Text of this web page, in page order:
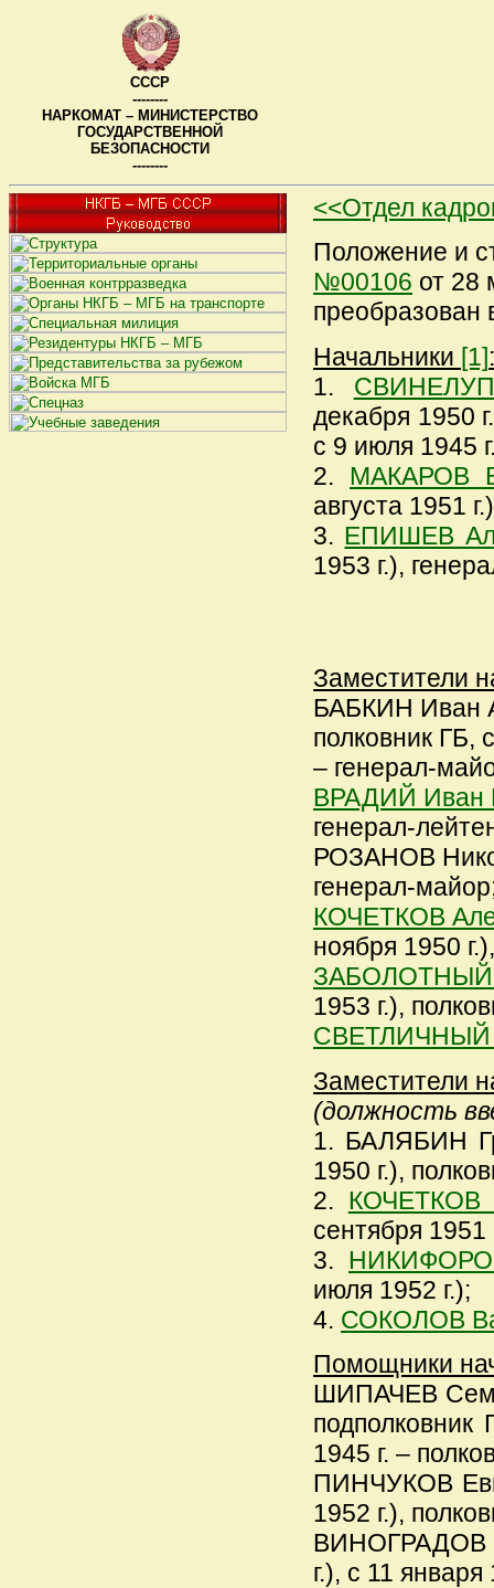
СССР
--------
НАРКОМАТ – МИНИСТЕРСТВО
ГОСУДАРСТВЕННОЙ
БЕЗОПАСНОСТИ
--------
<<Отдел
Положение и
№00106 от 28
преобразован
Начальники [1]:
1.
декабря 1950
с 9 июля 1945
2. МАКАРОВ
августа 1951
3. ЕПИШЕВ
1953 г.),
Заместители
БАБКИН Иван
полковник ГБ,
– генерал-
ВРАДИЙ Иван
генерал-
РОЗАНОВ
генерал-
КОЧЕТКОВ
ноября 1950
ЗАБОЛОТНЫЙ
1953 г.),
СВЕТЛИЧНЫЙ
Заместители
(должность
1. БАЛЯБИН
1950 г.),
2. КОЧЕТКОВ
сентября 1951
3.
июля 1952 г.);
4. СОКОЛОВ
Помощники
ШИПАЧЕВ
1945 г. –
ПИНЧУКОВ
1952 г.),
ВИНОГРАДОВ
г.), с 11